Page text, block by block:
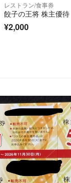
レストラン/食事券
餃子の王将 株主優待
¥2,000